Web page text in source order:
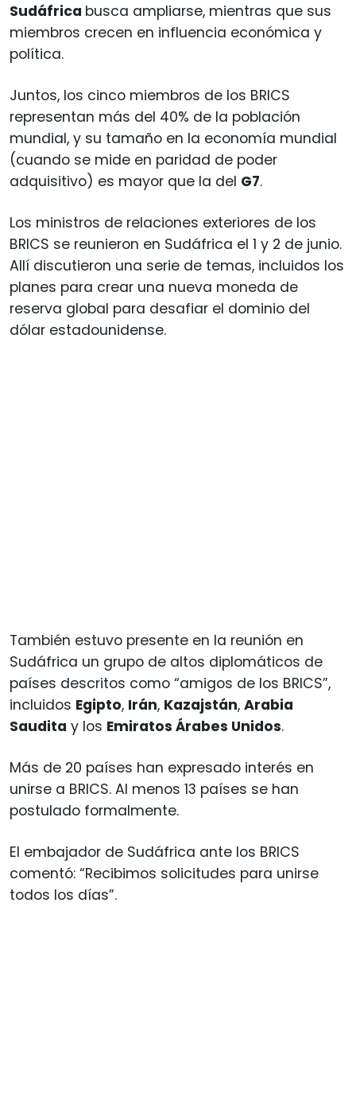
Sudáfrica busca ampliarse, mientras que sus
miembros crecen en influencia económica y
política.
Juntos, los cinco miembros de los BRICS
representan más del 40% de la población
mundial, y su tamaño en la economía mundial
(cuando se mide en paridad de poder
adquisitivo) es mayor que la del G7.
Los ministros de relaciones exteriores de los
BRICS se reunieron en Sudáfrica el 1 y 2 de junio.
Allí discutieron una serie de temas, incluidos los
planes para crear una nueva moneda de
reserva global para desafiar el dominio del
dólar estadounidense.
También estuvo presente en la reunión en
Sudáfrica un grupo de altos diplomáticos de
países descritos como “amigos de los BRICS”,
incluidos Egipto, Irán, Kazajstán, Arabia
Saudita y los Emiratos Árabes Unidos.
Más de 20 países han expresado interés en
unirse a BRICS. Al menos 13 países se han
postulado formalmente.
El embajador de Sudáfrica ante los BRICS
comentó: “Recibimos solicitudes para unirse
todos los días”.